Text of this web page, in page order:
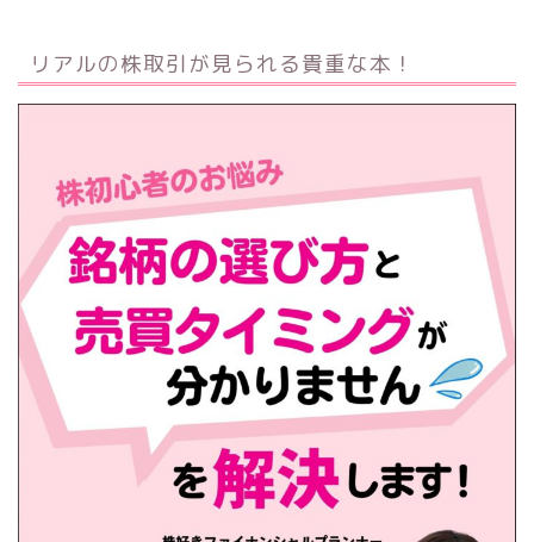
リアルの株取引が見られる貴重な本！